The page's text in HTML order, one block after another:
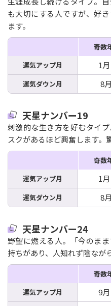
も大切にする人ですが、好
ます。
奇数
運気アップ月
1
運気ダウン月 8
天星ナンバー19
刺激的な生き方を好むタイ
スクがあるほど興奮します。
奇数
運気アップ月
1
運気ダウン月 8
天星ナンバー24
野望に燃える人。「今のま
持ちがあり、人知れず陰なが
奇数
運気アップ月
9